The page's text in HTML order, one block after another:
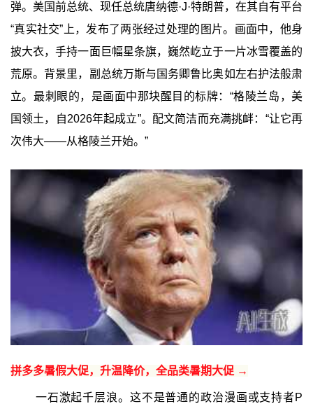
弹。美国前总统、现任总统唐纳德·J·特朗普，在其自有平台
“真实社交”上，发布了两张经过处理的图片。画面中，他身
披大衣，手持一面巨幅星条旗，巍然屹立于一片冰雪覆盖的
荒原。背景里，副总统万斯与国务卿鲁比奥如左右护法般肃
立。最刺眼的，是画面中那块醒目的标牌：“格陵兰岛，美
国领土，自2026年起成立”。配文简洁而充满挑衅：“让它再
次伟大——从格陵兰开始。”
拼多多暑假大促，升温降价，全品类暑期大促 →
一石激起千层浪。这不是普通的政治漫画或支持者P